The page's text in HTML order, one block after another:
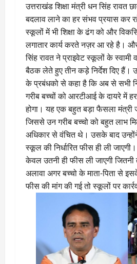
उत्तराखंड शिक्षा मंत्री धन सिंह रावत
बदलाव लाने का हर संभव प्रयास कर
स्कूलों में भी शिक्षा के ढंग को और
लगातार कार्य करते नज़र आ रहे है।
सिंह रावत ने प्राइवेट स्कूलों के
बैठक लेते हुए तीन कड़े निर्देश दिए हैं।
के प्रबंधको से कहा है कि अब से सभी
गरीब बच्चों को आरटीआई के दायरे में
होगा। यह एक बहुत बड़ा फैसला मंत्री
जिससे उन गरीब बच्चो को बहुत लाभ
अधिकार से वंचित थे। उसके बाद
स्कूल की निर्धारित फीस ही ली
केवल उतनी ही फीस ली जाएगी
अलावा अगर बच्चो के माता-पिता से
फीस की मांग की गई तो स्कूलों पर